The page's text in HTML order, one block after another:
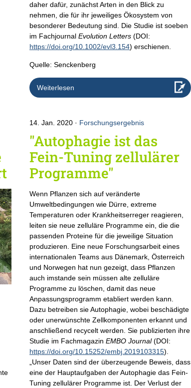
daher dafür, zunächst Arten in den Blick zu
nehmen, die für ihr jeweiliges Ökosystem von
besonderer Bedeutung sind. Die Studie ist soeben
im FachjournalEvolution Letters(DOI:
https://doi.org/10.1002/evl3.154) erschienen.
Quelle: Senckenberg
Weiterlesen
14. Jan. 2020 Forschungsergebnis
"Autophagie ist das
Fein-Tuning zellulärer
Programme"
Wenn Pflanzen sich auf veränderte
Umweltbedingungen wie Dürre, extreme
Temperaturen oder Krankheitserreger reagieren,
leiten sie neue zelluläre Programme ein, die die
passenden Proteine für die jeweilige Situation
produzieren. Eine neue Forschungsarbeit eines
internationalen Teams aus Dänemark, Österreich
und Norwegen hat nun gezeigt, dass Pflanzen
auch imstande sein müssen alte zelluläre
Programme zu löschen, damit das neue
Anpassungsprogramm etabliert werden kann.
Dazu betreiben sie Autophagie, wobei beschädigte
oder unerwünschte Zellkomponenten erkannt und
anschließend recycelt werden. Sie publizierten ihre
Studie im Fachmagazin EMBO Journal(DOI:
https://doi.org/10.15252/embj.2019103315).
„Unser Daten sind der überzeugende Beweis, dass
eine der Hauptaufgaben der Autophagie das Fein-
Tuning zellulärer Programme ist. Der Verlust der